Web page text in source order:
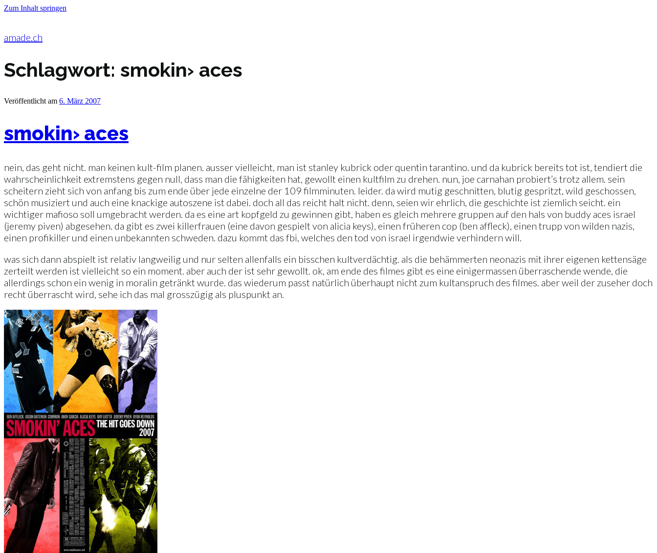
Zum Inhalt springen
amade.ch
Schlagwort: smokin› aces
Veröffentlicht am 6. März 2007
smokin› aces
nein, das geht nicht. man keinen kult-film planen. ausser vielleicht, man ist stanley kubrick oder quentin tarantino. und da kubrick bereits tot ist, tendiert die
wahrscheinlichkeit extremstens gegen null, dass man die fähigkeiten hat, gewollt einen kultfilm zu drehen. nun, joe carnahan probiert’s trotz allem. sein
scheitern zieht sich von anfang bis zum ende über jede einzelne der 109 filmminuten. leider. da wird mutig geschnitten, blutig gespritzt, wild geschossen,
schön musiziert und auch eine knackige autoszene ist dabei. doch all das reicht halt nicht. denn, seien wir ehrlich, die geschichte ist ziemlich seicht. ein
wichtiger mafioso soll umgebracht werden. da es eine art kopfgeld zu gewinnen gibt, haben es gleich mehrere gruppen auf den hals von buddy aces israel
(jeremy piven) abgesehen. da gibt es zwei killerfrauen (eine davon gespielt von alicia keys), einen früheren cop (ben affleck), einen trupp von wilden nazis,
einen profikiller und einen unbekannten schweden. dazu kommt das fbi, welches den tod von israel irgendwie verhindern will.
was sich dann abspielt ist relativ langweilig und nur selten allenfalls ein bisschen kultverdächtig. als die behämmerten neonazis mit ihrer eigenen kettensäge
zerteilt werden ist vielleicht so ein moment. aber auch der ist sehr gewollt. ok, am ende des filmes gibt es eine einigermassen überraschende wende, die
allerdings schon ein wenig in moralin getränkt wurde. das wiederum passt natürlich überhaupt nicht zum kultanspruch des filmes. aber weil der zuseher doch
recht überrascht wird, sehe ich das mal grosszügig als pluspunkt an.